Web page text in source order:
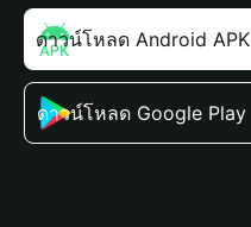
ดาวน์โหลด Android APK
ดาวน์โหลด Google Play